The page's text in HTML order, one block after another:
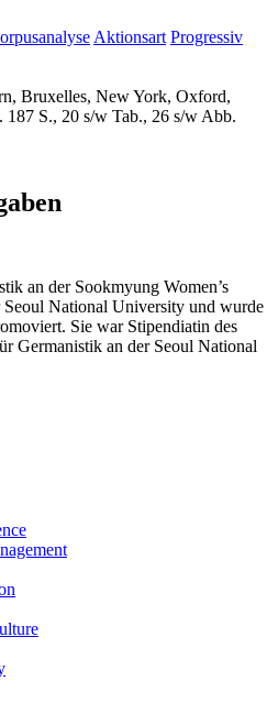
Aktionsart Progressiv
Bruxelles, New York, Oxford,
187 S., 20 s/w Tab., 26 s/w Abb.
an der Sookmyung Women’s
National University und wurde
Sie war Stipendiatin des
Germanistik an der Seoul National